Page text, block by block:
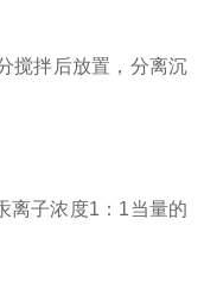
搅拌后放置，分离沉
子浓度1：1当量的